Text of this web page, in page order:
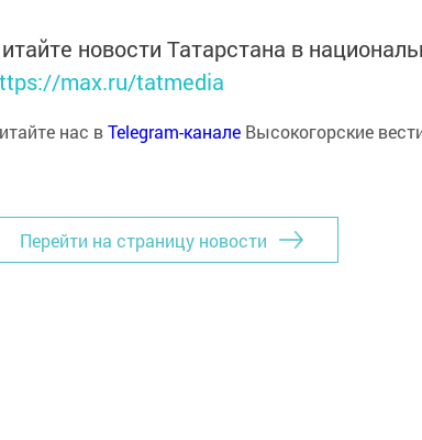
новости Татарстана в
max.ru/tatmedia
нас вTelegram-канале Высокогорские
Перейти на страницу новости